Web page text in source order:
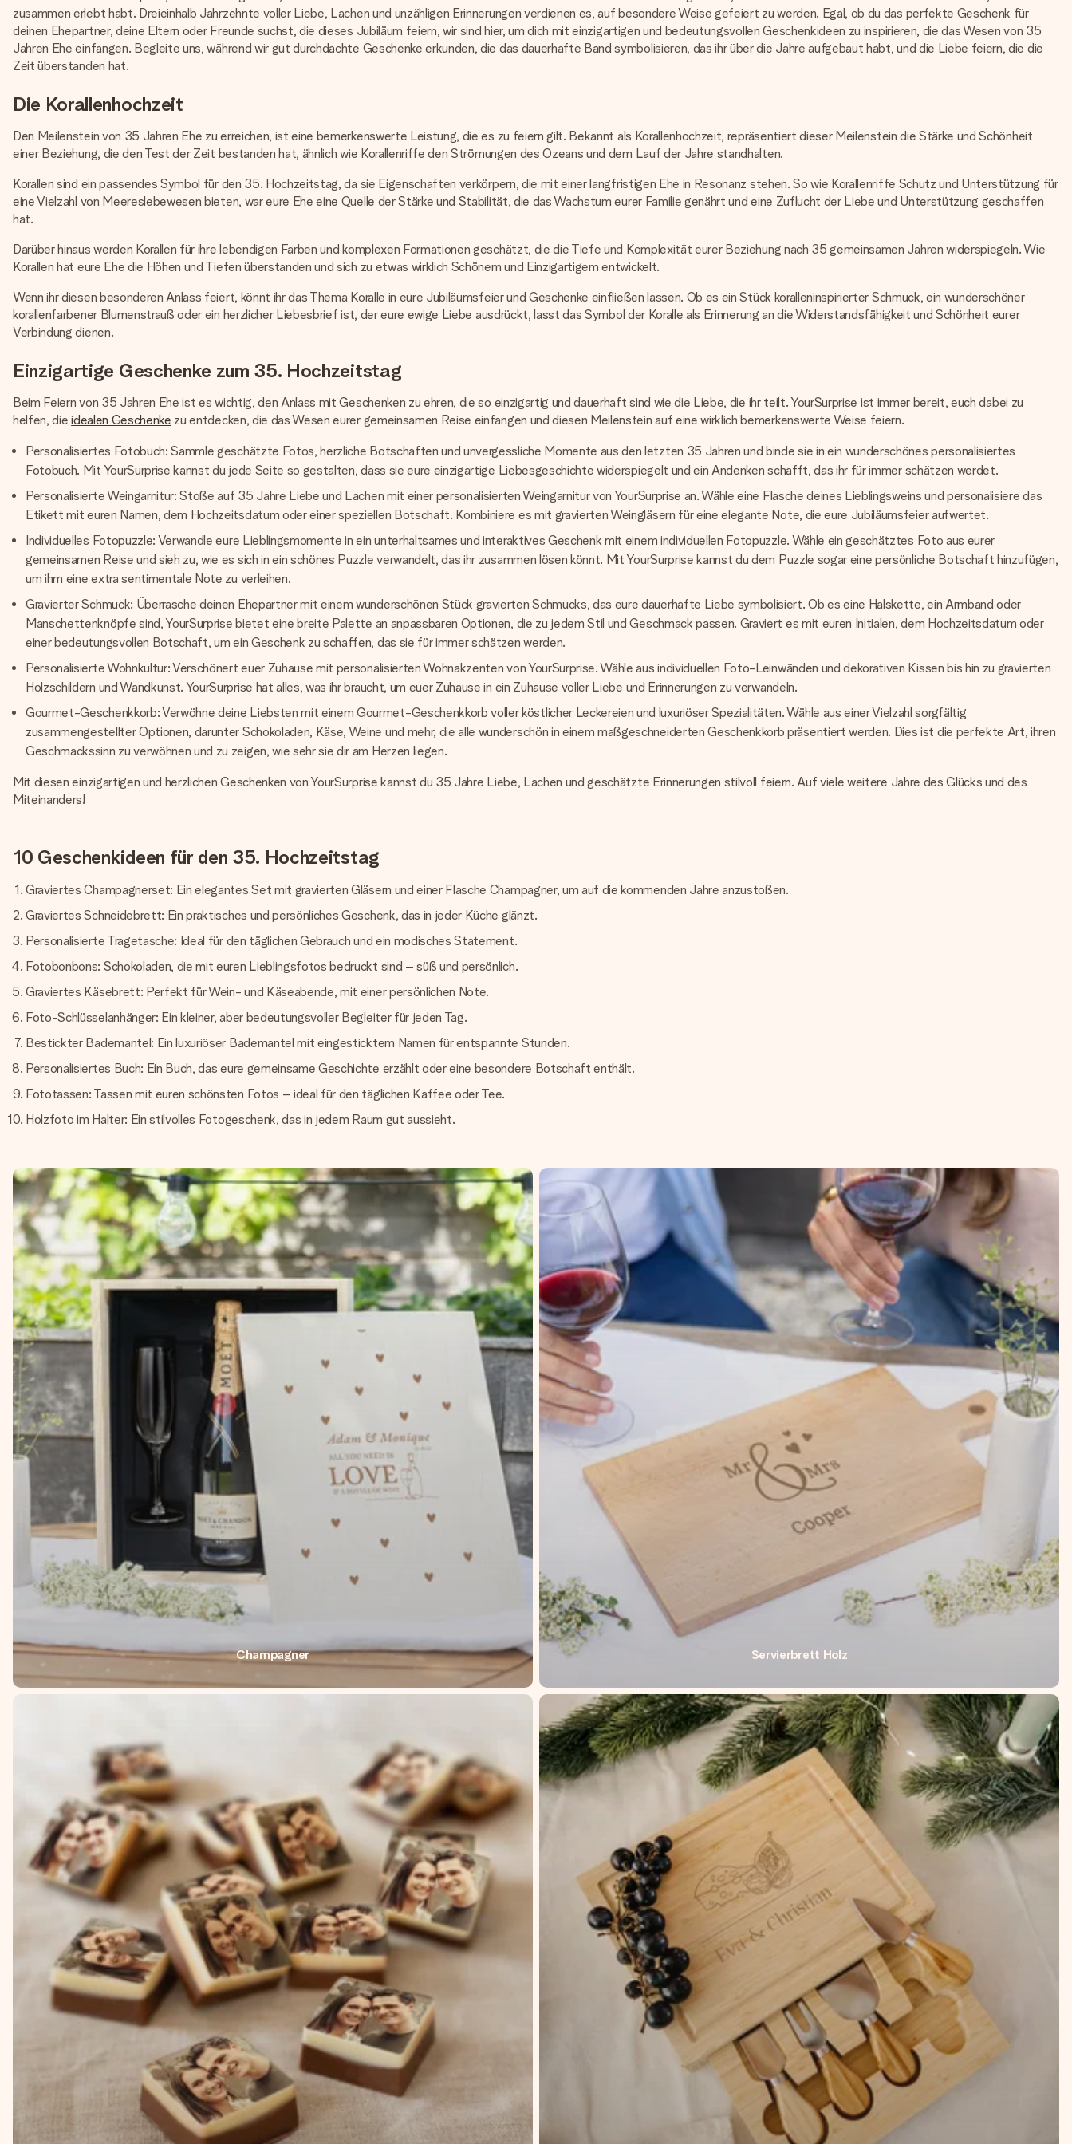
zusammen erlebt habt. Dreieinhalb Jahrzehnte voller Liebe, Lachen und unzähligen Erinnerungen verdienen es, auf besondere Weise gefeiert zu werden. Egal, ob du das perfekte Geschenk für
deinen Ehepartner, deine Eltern oder Freunde suchst, die dieses Jubiläum feiern, wir sind hier, um dich mit einzigartigen und bedeutungsvollen Geschenkideen zu inspirieren, die das Wesen von 35
Jahren Ehe einfangen. Begleite uns, während wir gut durchdachte Geschenke erkunden, die das dauerhafte Band symbolisieren, das ihr über die Jahre aufgebaut habt, und die Liebe feiern, die die
Zeit überstanden hat.
Die Korallenhochzeit
Den Meilenstein von 35 Jahren Ehe zu erreichen, ist eine bemerkenswerte Leistung, die es zu feiern gilt. Bekannt als Korallenhochzeit, repräsentiert dieser Meilenstein die Stärke und Schönheit
einer Beziehung, die den Test der Zeit bestanden hat, ähnlich wie Korallenriffe den Strömungen des Ozeans und dem Lauf der Jahre standhalten.
Korallen sind ein passendes Symbol für den 35. Hochzeitstag, da sie Eigenschaften verkörpern, die mit einer langfristigen Ehe in Resonanz stehen. So wie Korallenriffe Schutz und Unterstützung für
eine Vielzahl von Meereslebewesen bieten, war eure Ehe eine Quelle der Stärke und Stabilität, die das Wachstum eurer Familie genährt und eine Zuflucht der Liebe und Unterstützung geschaffen
hat.
Darüber hinaus werden Korallen für ihre lebendigen Farben und komplexen Formationen geschätzt, die die Tiefe und Komplexität eurer Beziehung nach 35 gemeinsamen Jahren widerspiegeln. Wie
Korallen hat eure Ehe die Höhen und Tiefen überstanden und sich zu etwas wirklich Schönem und Einzigartigem entwickelt.
Wenn ihr diesen besonderen Anlass feiert, könnt ihr das Thema Koralle in eure Jubiläumsfeier und Geschenke einfließen lassen. Ob es ein Stück koralleninspirierter Schmuck, ein wunderschöner
korallenfarbener Blumenstrauß oder ein herzlicher Liebesbrief ist, der eure ewige Liebe ausdrückt, lasst das Symbol der Koralle als Erinnerung an die Widerstandsfähigkeit und Schönheit eurer
Verbindung dienen.
Einzigartige Geschenke zum 35. Hochzeitstag
Beim Feiern von 35 Jahren Ehe ist es wichtig, den Anlass mit Geschenken zu ehren, die so einzigartig und dauerhaft sind wie die Liebe, die ihr teilt. YourSurprise ist immer bereit, euch dabei zu
helfen, dieidealen Geschenke zu entdecken, die das Wesen eurer gemeinsamen Reise einfangen und diesen Meilenstein auf eine wirklich bemerkenswerte Weise feiern.
Personalisiertes Fotobuch: Sammle geschätzte Fotos, herzliche Botschaften und unvergessliche Momente aus den letzten 35 Jahren und binde sie in ein wunderschönes personalisiertes
Fotobuch. Mit YourSurprise kannst du jede Seite so gestalten, dass sie eure einzigartige Liebesgeschichte widerspiegelt und ein Andenken schafft, das ihr für immer schätzen werdet.
Personalisierte Weingarnitur: Stoße auf 35 Jahre Liebe und Lachen mit einer personalisierten Weingarnitur von YourSurprise an. Wähle eine Flasche deines Lieblingsweins und personalisiere das
Etikett mit euren Namen, dem Hochzeitsdatum oder einer speziellen Botschaft. Kombiniere es mit gravierten Weingläsern für eine elegante Note, die eure Jubiläumsfeier aufwertet.
Individuelles Fotopuzzle: Verwandle eure Lieblingsmomente in ein unterhaltsames und interaktives Geschenk mit einem individuellen Fotopuzzle. Wähle ein geschätztes Foto aus eurer
gemeinsamen Reise und sieh zu, wie es sich in ein schönes Puzzle verwandelt, das ihr zusammen lösen könnt. Mit YourSurprise kannst du dem Puzzle sogar eine persönliche Botschaft hinzufügen,
um ihm eine extra sentimentale Note zu verleihen.
Gravierter Schmuck: Überrasche deinen Ehepartner mit einem wunderschönen Stück gravierten Schmucks, das eure dauerhafte Liebe symbolisiert. Ob es eine Halskette, ein Armband oder
Manschettenknöpfe sind, YourSurprise bietet eine breite Palette an anpassbaren Optionen, die zu jedem Stil und Geschmack passen. Graviert es mit euren Initialen, dem Hochzeitsdatum oder
einer bedeutungsvollen Botschaft, um ein Geschenk zu schaffen, das sie für immer schätzen werden.
Personalisierte Wohnkultur: Verschönert euer Zuhause mit personalisierten Wohnakzenten von YourSurprise. Wähle aus individuellen Foto-Leinwänden und dekorativen Kissen bis hin zu gravierten
Holzschildern und Wandkunst. YourSurprise hat alles, was ihr braucht, um euer Zuhause in ein Zuhause voller Liebe und Erinnerungen zu verwandeln.
Gourmet-Geschenkkorb: Verwöhne deine Liebsten mit einem Gourmet-Geschenkkorb voller köstlicher Leckereien und luxuriöser Spezialitäten. Wähle aus einer Vielzahl sorgfältig
zusammengestellter Optionen, darunter Schokoladen, Käse, Weine und mehr, die alle wunderschön in einem maßgeschneiderten Geschenkkorb präsentiert werden. Dies ist die perfekte Art, ihren
Geschmackssinn zu verwöhnen und zu zeigen, wie sehr sie dir am Herzen liegen.
Mit diesen einzigartigen und herzlichen Geschenken von YourSurprise kannst du 35 Jahre Liebe, Lachen und geschätzte Erinnerungen stilvoll feiern. Auf viele weitere Jahre des Glücks und des
Miteinanders!
10 Geschenkideen für den 35. Hochzeitstag
Graviertes Champagnerset: Ein elegantes Set mit gravierten Gläsern und einer Flasche Champagner, um auf die kommenden Jahre anzustoßen.
Graviertes Schneidebrett: Ein praktisches und persönliches Geschenk, das in jeder Küche glänzt.
Personalisierte Tragetasche: Ideal für den täglichen Gebrauch und ein modisches Statement.
Fotobonbons: Schokoladen, die mit euren Lieblingsfotos bedruckt sind – süß und persönlich.
Graviertes Käsebrett: Perfekt für Wein- und Käseabende, mit einer persönlichen Note.
Foto-Schlüsselanhänger: Ein kleiner, aber bedeutungsvoller Begleiter für jeden Tag.
Bestickter Bademantel: Ein luxuriöser Bademantel mit eingesticktem Namen für entspannte Stunden.
Personalisiertes Buch: Ein Buch, das eure gemeinsame Geschichte erzählt oder eine besondere Botschaft enthält.
Fototassen: Tassen mit euren schönsten Fotos – ideal für den täglichen Kaffee oder Tee.
Holzfoto im Halter: Ein stilvolles Fotogeschenk, das in jedem Raum gut aussieht.
Champagner Servierbrett Holz